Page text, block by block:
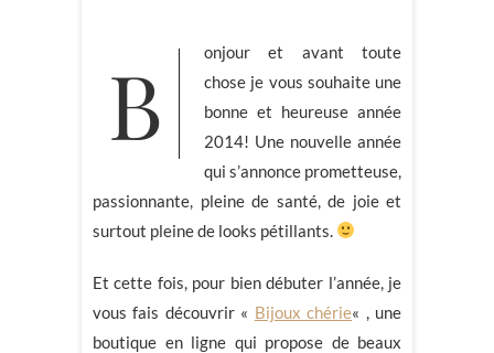
Bonjour et avant toute
chose je vous souhaite une
bonne et heureuse année
2014! Une nouvelle année
qui s’annonce prometteuse,
passionnante, pleine de santé, de joie et
surtout pleine de looks pétillants.
Et cette fois, pour bien débuter l’année, je
vous fais découvrir « Bijoux chérie« , une
boutique en ligne qui propose de beaux